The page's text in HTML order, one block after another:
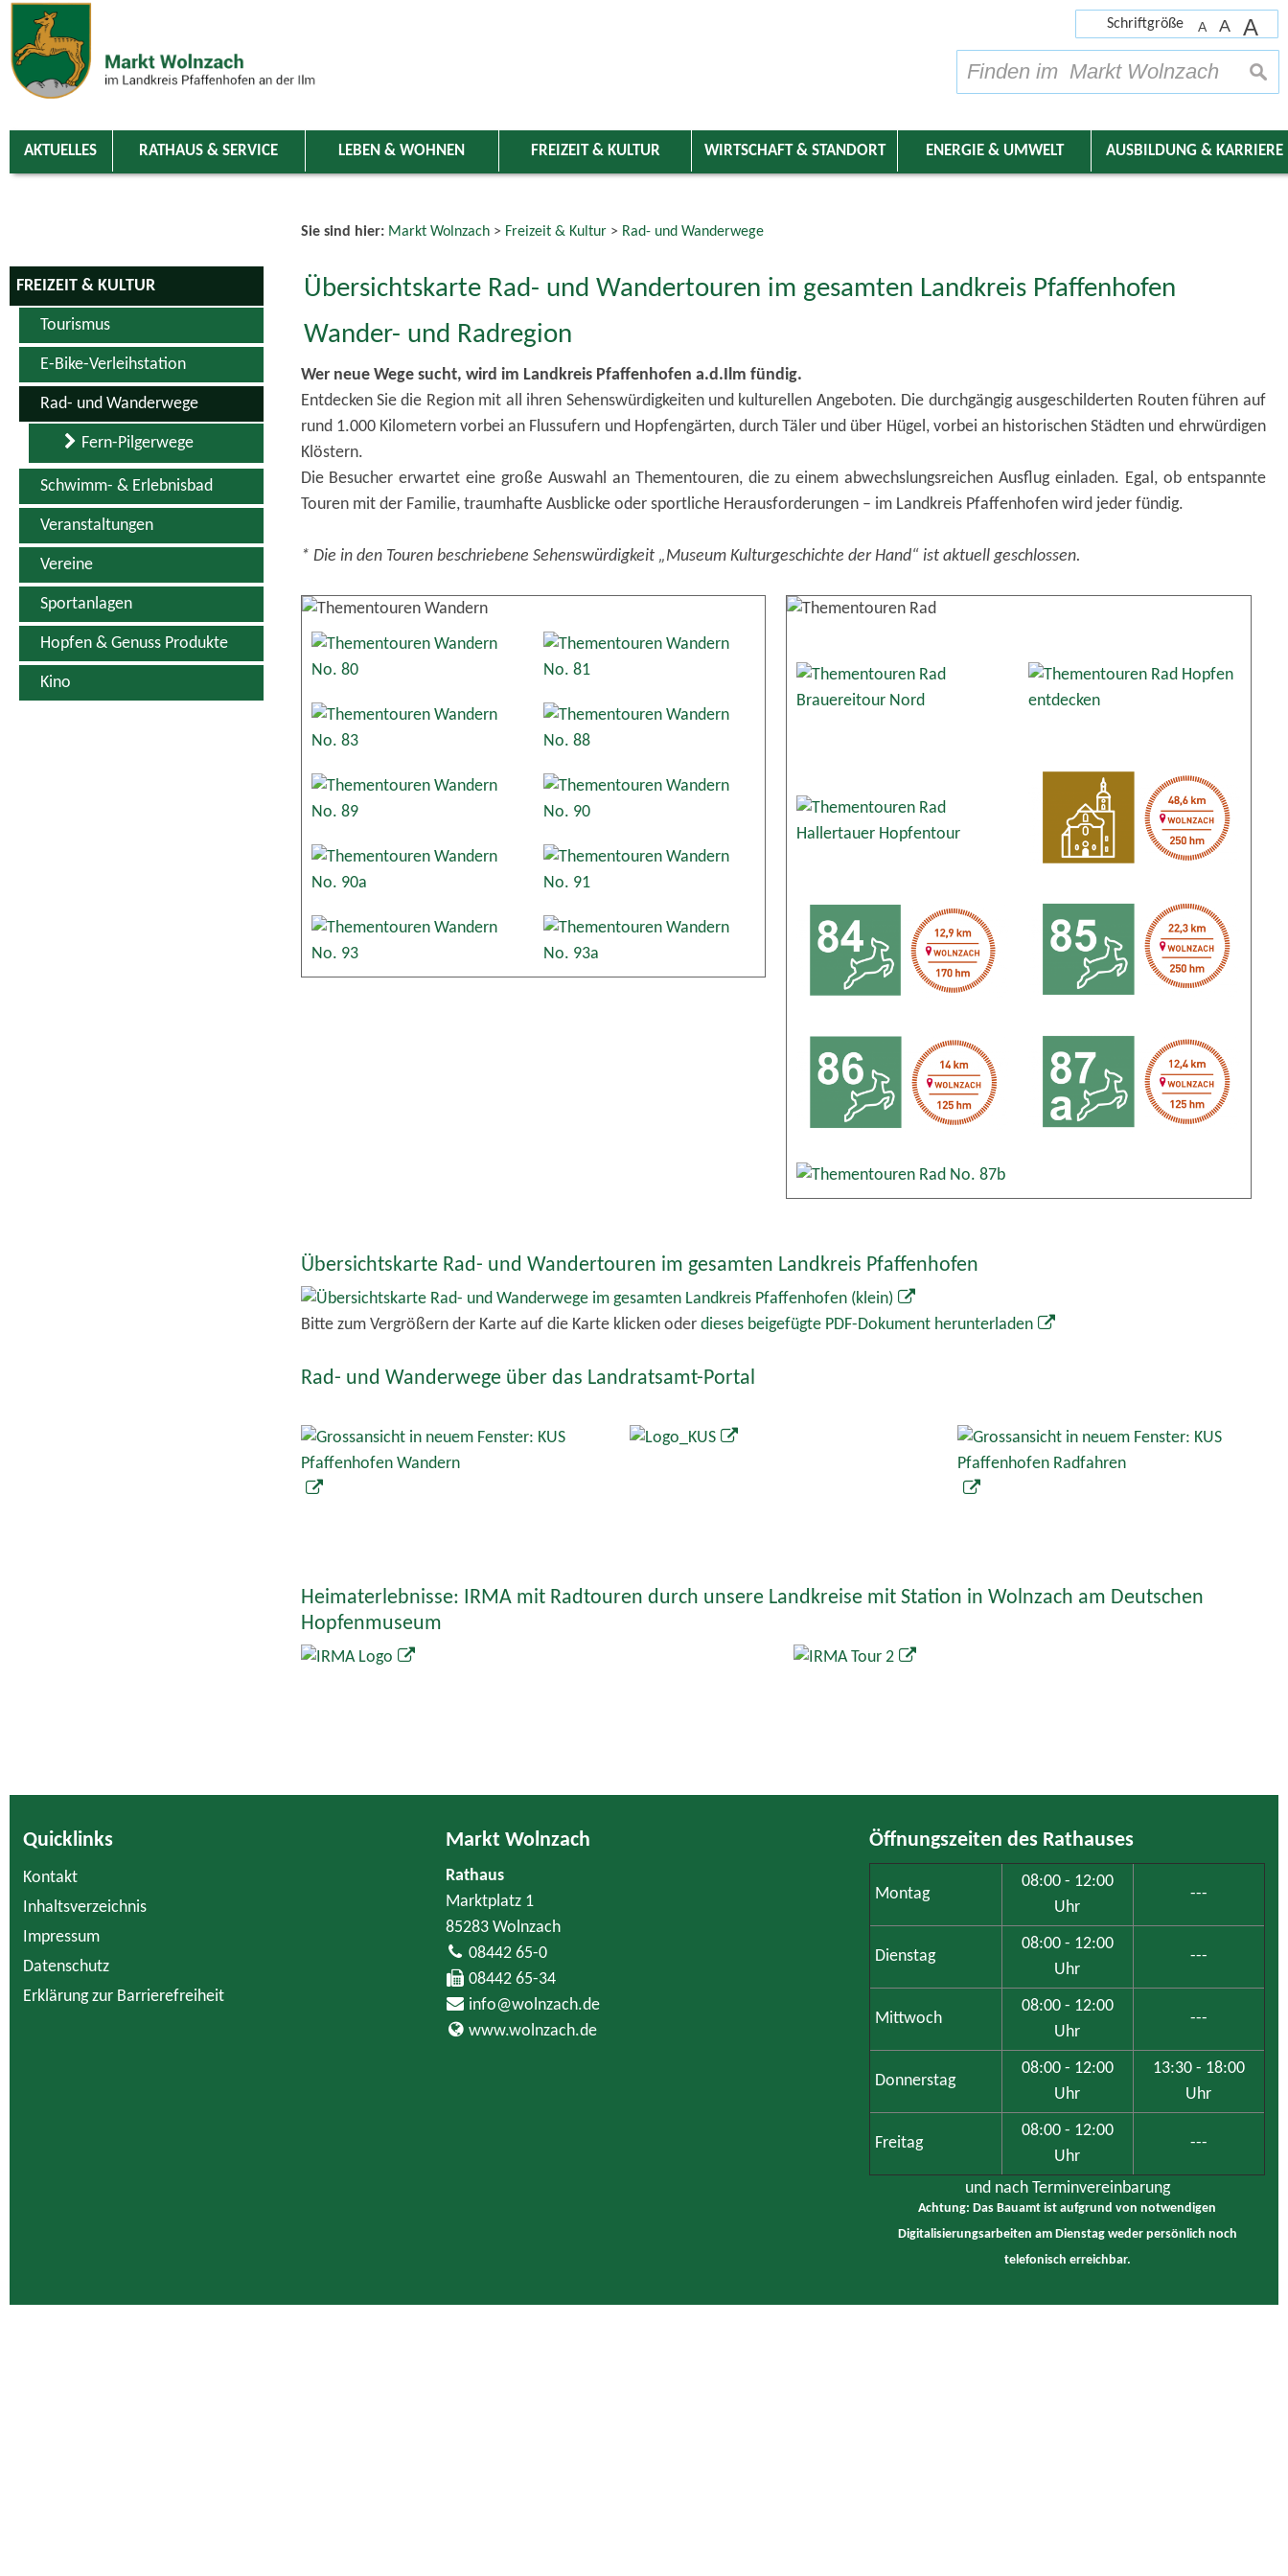
Zum Inhalt zur Navigation
Schriftgröße A A A
AKTUELLES RATHAUS & SERVICE LEBEN & WOHNEN FREIZEIT & KULTUR WIRTSCHAFT & STANDORT ENERGIE & UMWELT AUSBILDUNG & KARRIERE
FREIZEIT & KULTUR
Tourismus
E-Bike-Verleihstation
Rad- und Wanderwege
Fern-Pilgerwege
Schwimm- & Erlebnisbad
Veranstaltungen
Vereine
Sportanlagen
Hopfen & Genuss Produkte
Kino
Sie sind hier: Markt Wolnzach> Freizeit & Kultur> Rad- und Wanderwege
Übersichtskarte Rad- und Wandertouren im gesamten Landkreis Pfaffenhofen
Wander- und Radregion
Wer neue Wege sucht, wird im Landkreis Pfaffenhofen a.d.Ilm fündig.
Entdecken Sie die Region mit all ihren Sehenswürdigkeiten und kulturellen Angeboten. Die durchgängig ausgeschilderten Routen führen auf
rund 1.000 Kilometern vorbei an Flussufern und Hopfengärten, durch Täler und über Hügel, vorbei an historischen Städten und ehrwürdigen
Klöstern.
Die Besucher erwartet eine große Auswahl an Thementouren, die zu einem abwechslungsreichen Ausflug einladen. Egal, ob entspannte
Touren mit der Familie, traumhafte Ausblicke oder sportliche Herausforderungen – im Landkreis Pfaffenhofen wird jeder fündig.
* Die in den Touren beschriebene Sehenswürdigkeit „Museum Kulturgeschichte der Hand“ ist aktuell geschlossen.
Übersichtskarte Rad- und Wandertouren im gesamten Landkreis Pfaffenhofen
Bitte zum Vergrößern der Karte auf die Karte klicken oder dieses beigefügte PDF-Dokument herunterladen
Rad- und Wanderwege über das Landratsamt-Portal
Heimaterlebnisse: IRMA mit Radtouren durch unsere Landkreise mit Station in Wolnzach am Deutschen
Hopfenmuseum
Quicklinks
Kontakt
Inhaltsverzeichnis
Impressum
Datenschutz
Erklärung zur Barrierefreiheit
Markt Wolnzach
Rathaus
Marktplatz 1
85283 Wolnzach
08442 65-0
08442 65-34
info@wolnzach.de
www.wolnzach.de
Öffnungszeiten des Rathauses
Montag
08:00 - 12:00
Uhr
---
Dienstag
08:00 - 12:00
Uhr
---
Mittwoch
08:00 - 12:00
Uhr
---
Donnerstag
08:00 - 12:00
Uhr
13:30 - 18:00
Uhr
Freitag
08:00 - 12:00
Uhr
---
und nach Terminvereinbarung
Achtung: Das Bauamt ist aufgrund von notwendigen
Digitalisierungsarbeiten am Dienstag weder persönlich noch
telefonisch erreichbar.